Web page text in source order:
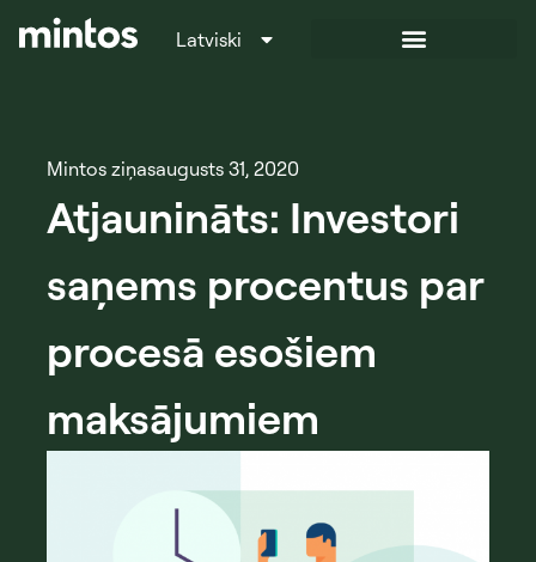
Latviski
Italiano
Mintos ziņasaugusts 31, 2020
Atjaunināts: Investori
saņems procentus par
procesā esošiem
maksājumiem